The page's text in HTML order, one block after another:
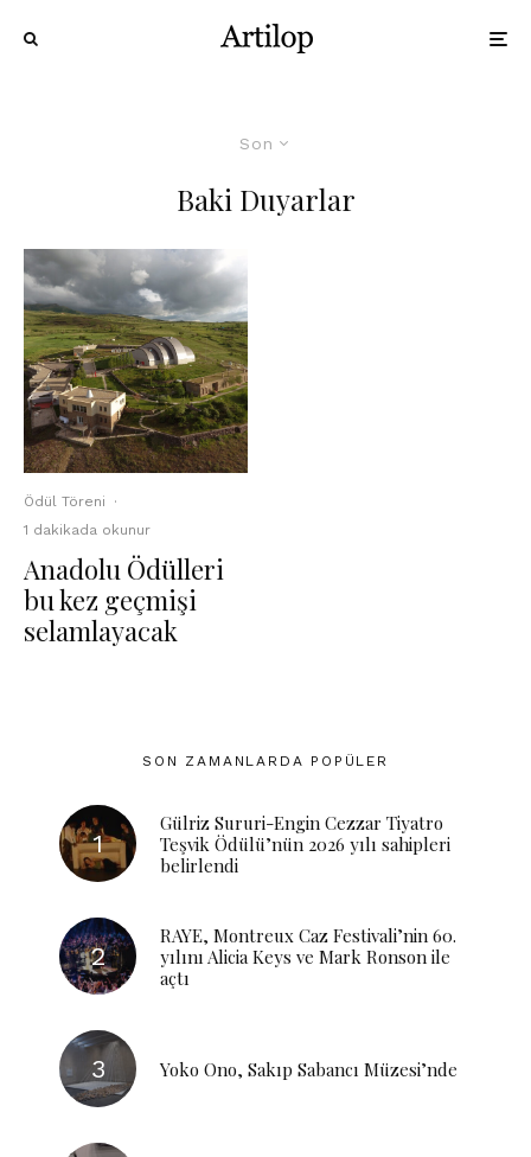
Son
Baki Duyarlar
Ödül Töreni
·
1 dakikada okunur
Anadolu Ödülleri
bu kez geçmişi
selamlayacak
SON ZAMANLARDA POPÜLER
Gülriz Sururi-Engin Cezzar Tiyatro
Teşvik Ödülü’nün 2026 yılı sahipleri
belirlendi
RAYE, Montreux Caz Festivali’nin 60.
yılını Alicia Keys ve Mark Ronson ile
açtı
Yoko Ono, Sakıp Sabancı Müzesi’nde